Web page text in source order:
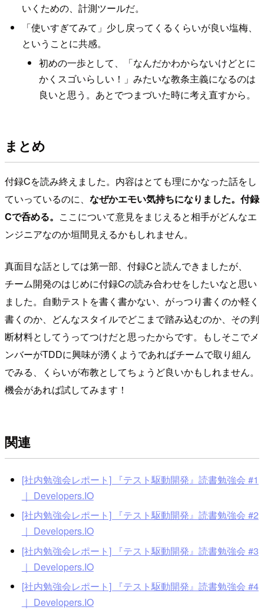
いくための、計測ツールだ。
「使いすぎてみて」少し戻ってくるくらいが良い塩梅、
ということに共感。
初めの一歩として、「なんだかわからないけどとに
かくスゴいらしい！」みたいな教条主義になるのは
良いと思う。あとでつまづいた時に考え直すから。
まとめ
付録Cを読み終えました。内容はとても理にかなった話をし
ていっているのに、 なぜかエモい気持ちになりました。付録
Cで呑める。 ここについて意見をまじえると相手がどんなエ
ンジニアなのか垣間見えるかもしれません。
真面目な話としては第一部、付録Cと読んできましたが、
チーム開発のはじめに付録Cの読み合わせをしたいなと思い
ました。自動テストを書く書かない、がっつり書くのか軽く
書くのか、どんなスタイルでどこまで踏み込むのか、その判
断材料としてうってつけだと思ったからです。もしそこでメ
ンバーがTDDに興味が湧くようであればチームで取り組ん
でみる、くらいが布教としてちょうど良いかもしれません。
機会があれば試してみます！
関連
[社内勉強会レポート] 『テスト駆動開発』読書勉強会 #1
｜ Developers.IO
[社内勉強会レポート] 『テスト駆動開発』読書勉強会 #2
｜ Developers.IO
[社内勉強会レポート] 『テスト駆動開発』読書勉強会 #3
｜ Developers.IO
[社内勉強会レポート] 『テスト駆動開発』読書勉強会 #4
｜ Developers.IO